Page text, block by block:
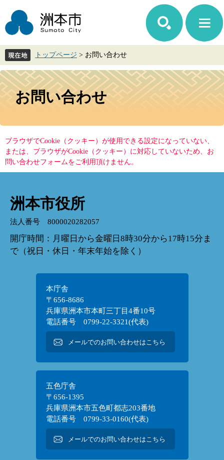
ジ
先
で
す。
ュ
を
ば
し
て
トップページ > お問い合わせ
本
文
お問い合わせ
ブラウザでCookie（クッキー）が使用できる設定になっていない、
または、ブラウザがCookie（クッキー）に対応していないため、お
問い合わせフォームをご利用頂けません。
洲本市役所
法人番号 8000020282057
開庁時間：月曜日から金曜日8時30分から17時15分ま
で（祝日・休日・年末年始を除く）
本庁舎
〒656-8686
兵庫県洲本市本町三丁目4番10号
電話番号 0799-22-3321(代表)
メールでのお問い合わせはこちら
五色庁舎
〒656-1395
兵庫県洲本市五色町都志203番地
電話番号 0799-33-0160(代表)
メールでのお問い合わせはこちら